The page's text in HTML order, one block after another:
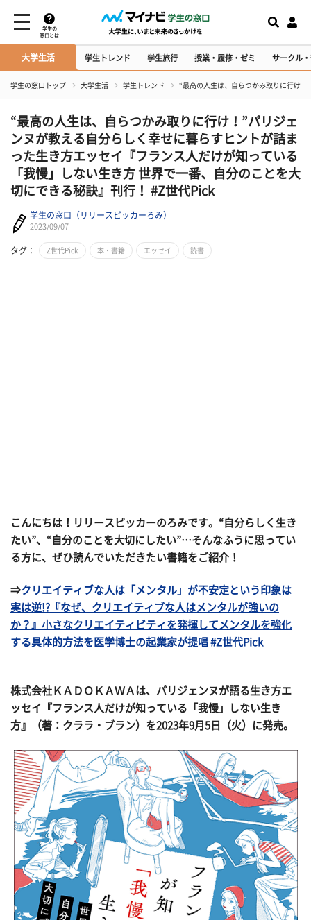
学生の
窓口とは
大学生活 学生トレンド 学生旅行 授業・履修・ゼミ サークル
学生の窓口トップ 大学生活 学生トレンド “最高の人生は、自らつかみ取りに行け
“最高の人生は、自らつかみ取りに行け！”パリジェ
ンヌが教える自分らしく幸せに暮らすヒントが詰ま
った生き方エッセイ『フランス人だけが知っている
「我慢」しない生き方 世界で一番、自分のことを大
切にできる秘訣』刊行！ #Z世代Pick
学生の窓口（リリースピッカーろみ）
2023/09/07
タグ： Z世代Pick 本・書籍 エッセイ 読書
こんにちは！リリースピッカーのろみです。“自分らしく生き
たい”、“自分のことを大切にしたい”…そんなふうに思ってい
る方に、ぜひ読んでいただきたい書籍をご紹介！
⇒クリエイティブな人は「メンタル」が不安定という印象は
実は逆!?『なぜ、クリエイティブな人はメンタルが強いの
か？』小さなクリエイティビティを発揮してメンタルを強化
する具体的方法を医学博士の起業家が提唱 #Z世代Pick
株式会社ＫＡＤＯＫＡＷＡは、パリジェンヌが語る生き方エ
ッセイ『フランス人だけが知っている「我慢」しない生き
方』（著：クララ・ブラン）を2023年9月5日（火）に発売。